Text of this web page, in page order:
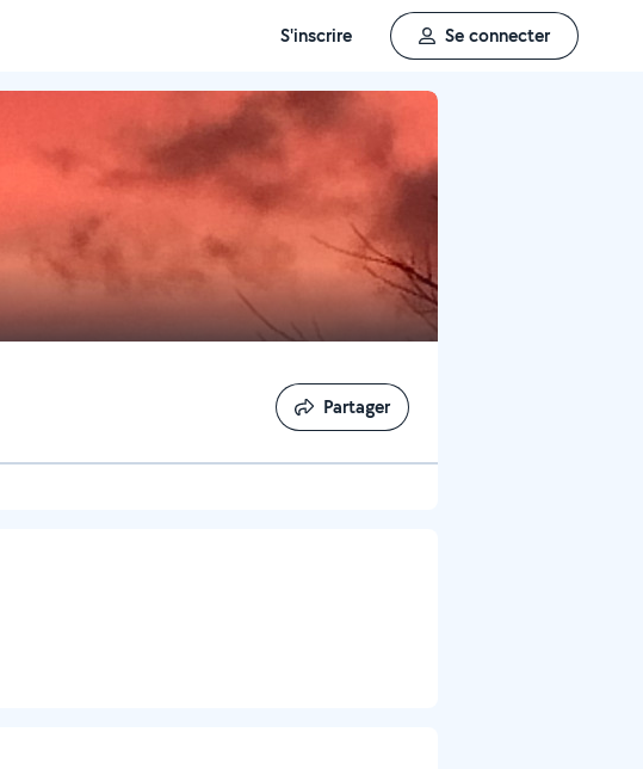
S'inscrire Se connecter
Partager
Partager